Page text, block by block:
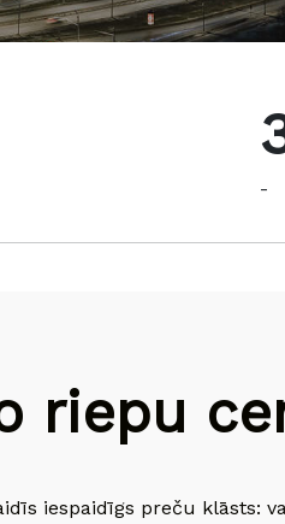
-
riepu
iespaidīgs preču klāsts: